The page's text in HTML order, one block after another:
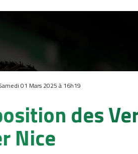
01 Mars 2025 à 16h19
des
Nice